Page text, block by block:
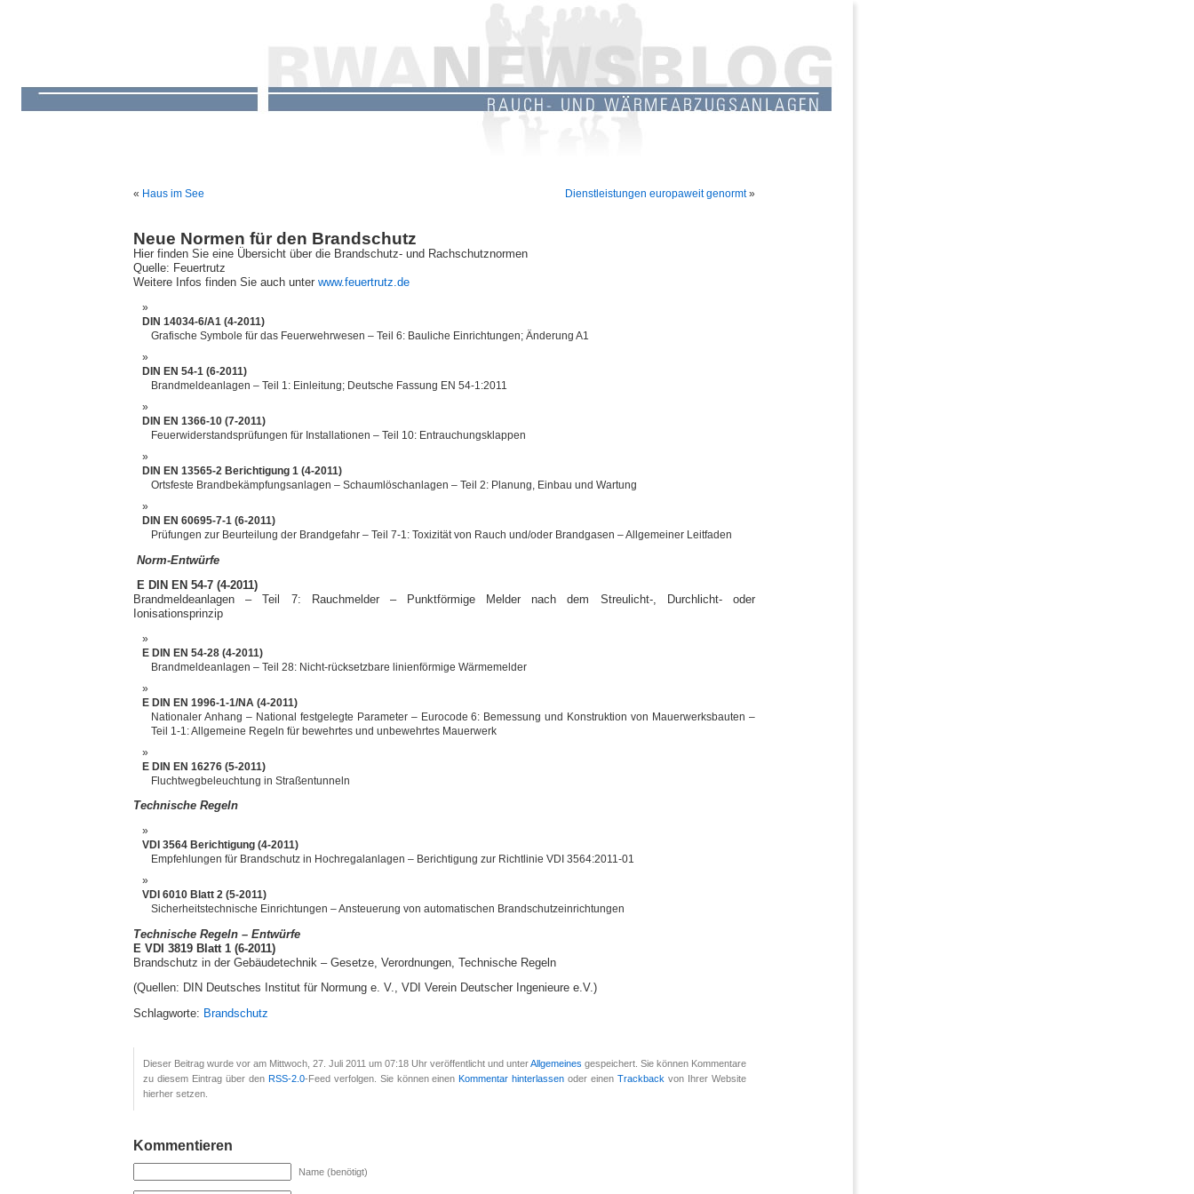
« Haus im See Dienstleistungen europaweit genormt»
Neue Normen für den Brandschutz
Hier finden Sie eine Übersicht über die Brandschutz- und Rachschutznormen
Quelle: Feuertrutz
Weitere Infos finden Sie auch unter www.feuertrutz.de
DIN 14034-6/A1 (4-2011)
Grafische Symbole für das Feuerwehrwesen – Teil 6: Bauliche Einrichtungen; Änderung A1
DIN EN 54-1 (6-2011)
Brandmeldeanlagen – Teil 1: Einleitung; Deutsche Fassung EN 54-1:2011
DIN EN 1366-10 (7-2011)
Feuerwiderstandsprüfungen für Installationen – Teil 10: Entrauchungsklappen
DIN EN 13565-2 Berichtigung 1 (4-2011)
Ortsfeste Brandbekämpfungsanlagen – Schaumlöschanlagen – Teil 2: Planung, Einbau und Wartung
DIN EN 60695-7-1 (6-2011)
Prüfungen zur Beurteilung der Brandgefahr – Teil 7-1: Toxizität von Rauch und/oder Brandgasen – Allgemeiner Leitfaden
Norm-Entwürfe
E DIN EN 54-7 (4-2011)
Brandmeldeanlagen – Teil 7: Rauchmelder – Punktförmige Melder nach dem Streulicht-, Durchlicht- oder
Ionisationsprinzip
E DIN EN 54-28 (4-2011)
Brandmeldeanlagen – Teil 28: Nicht-rücksetzbare linienförmige Wärmemelder
E DIN EN 1996-1-1/NA (4-2011)
Nationaler Anhang – National festgelegte Parameter – Eurocode 6: Bemessung und Konstruktion von Mauerwerksbauten –
Teil 1-1: Allgemeine Regeln für bewehrtes und unbewehrtes Mauerwerk
E DIN EN 16276 (5-2011)
Fluchtwegbeleuchtung in Straßentunneln
Technische Regeln
VDI 3564 Berichtigung (4-2011)
Empfehlungen für Brandschutz in Hochregalanlagen – Berichtigung zur Richtlinie VDI 3564:2011-01
VDI 6010 Blatt 2 (5-2011)
Sicherheitstechnische Einrichtungen – Ansteuerung von automatischen Brandschutzeinrichtungen
Technische Regeln – Entwürfe
E VDI 3819 Blatt 1 (6-2011)
Brandschutz in der Gebäudetechnik – Gesetze, Verordnungen, Technische Regeln
(Quellen: DIN Deutsches Institut für Normung e. V., VDI Verein Deutscher Ingenieure e.V.)
Schlagworte: Brandschutz
Dieser Beitrag wurde vor am Mittwoch, 27. Juli 2011 um 07:18 Uhr veröffentlicht und unterAllgemeines gespeichert. Sie können Kommentare
zu diesem Eintrag über den RSS-2.0-Feed verfolgen. Sie können einenKommentar hinterlassen oder einenTrackback von Ihrer Website
hierher setzen.
Kommentieren
Name (benötigt)